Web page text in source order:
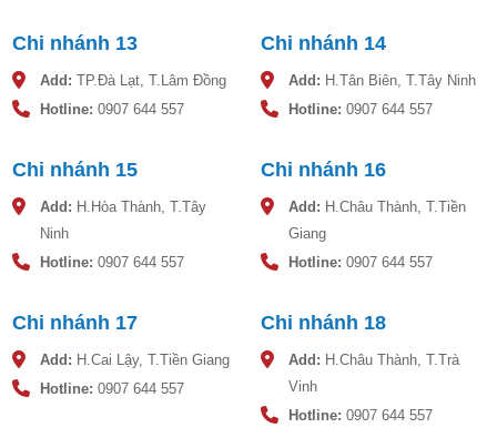
– Vị trí lắp đặt cần đảm bảo theo tiêu chuẩn mà Sơn Hà
quy định:
Mặt phẳng nắp đặt phải đảm bảo để bốn đứng vững, cố
định, không kê kích.
thêm hệ số an toàn
Không lắp sát những nơi nguy hiểm như đường điện, khi
rò rỉ có thể gây nguy hiểm hoặc cạnh mép tường có thể
gây trầy xước khi xê dịch bồn nhựa Sơn Hà.
Bước 1: Tháo nắp bồn ngược chiều kim đồng hồ.
Bước 2: Lắp cút vào đường nước vào. Lưu ý, luồn gioăng
và bulong ở phía trong bồn ra, vặn và dùng cle xoay chặt
Chi nhánh 13
Add: TP.Đà Lạt, T.Lâm Đồng
Hotline: 0907 644 557
Chi nhánh 14
Add: H.Tân Biên, T.Tây Ninh
Hotline: 0907 644 557
Chi nhánh 15
Add: H.Hòa Thành, T.Tây
Ninh
Hotline: 0907 644 557
Chi nhánh 16
Add: H.Châu Thành, T.Tiền
Giang
Hotline: 0907 644 557
Chi nhánh 17
Add: H.Cai Lậy, T.Tiền Giang
Hotline: 0907 644 557
Chi nhánh 18
Add: H.Châu Thành, T.Trà
Vinh
Hotline: 0907 644 557